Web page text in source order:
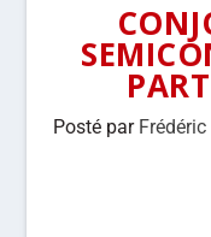
Posté par